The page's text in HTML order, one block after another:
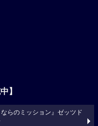
】
らのミッション』ゼッツド